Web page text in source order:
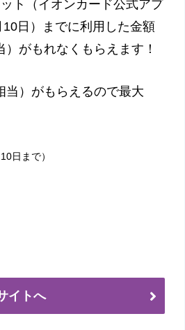
ト（イオンカード公式アプ
日）までに利用した金額
がもれなくもらえます！
当）がもらえるので最大
日まで）
イトへ